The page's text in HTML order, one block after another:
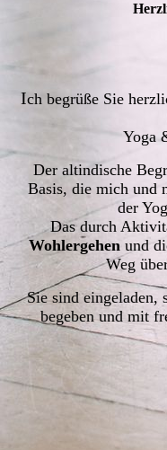
Ich begrüße Sie
Yoga
Der altindische
Basis, die mich und
der
Das durch
Wohlergehen und
Weg
Sie sind eingeladen,
begeben und mit